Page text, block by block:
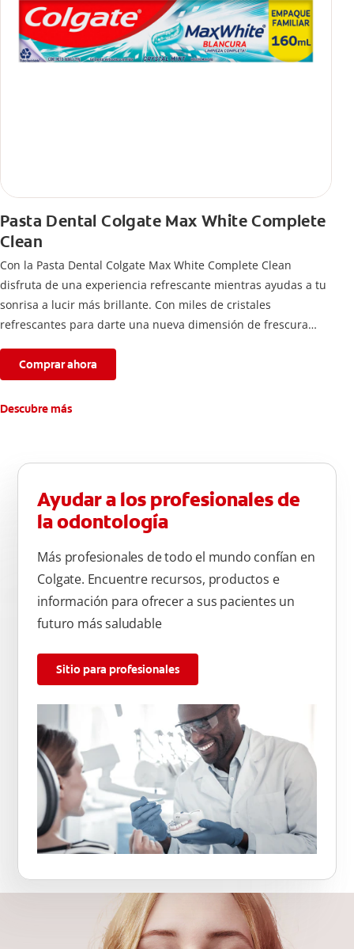
Pasta Dental Colgate Max White Complete
Clean
Con la Pasta Dental Colgate Max White Complete Clean
disfruta de una experiencia refrescante mientras ayudas a tu
sonrisa a lucir más brillante. Con miles de cristales
refrescantes para darte una nueva dimensión de frescura
Comprar ahora
Descubre más
Ayudar a los profesionales de
la odontología
Más profesionales de todo el mundo confían en
Colgate. Encuentre recursos, productos e
información para ofrecer a sus pacientes un
futuro más saludable
Sitio para profesionales